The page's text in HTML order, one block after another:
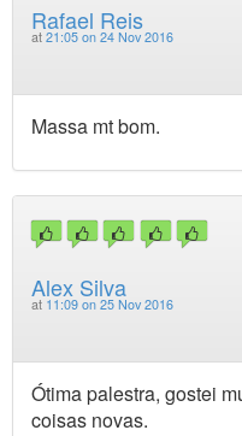
Rafael Reis
at 21:05 on 24 Nov 2016
Massa mt bom.
Alex Silva
at 11:09 on 25 Nov 2016
Ótima palestra, gostei
coisas novas.